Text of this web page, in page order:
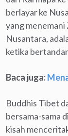
berlayar ke
yang
Nusantara,
ketika
Baca juga:
Buddhis Tibet
bersama-sama
kisah